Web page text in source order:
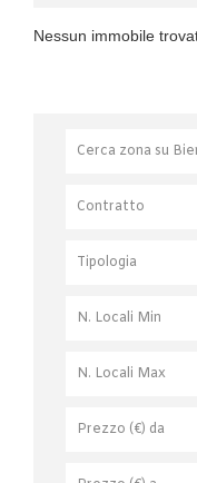
Nessun immobile